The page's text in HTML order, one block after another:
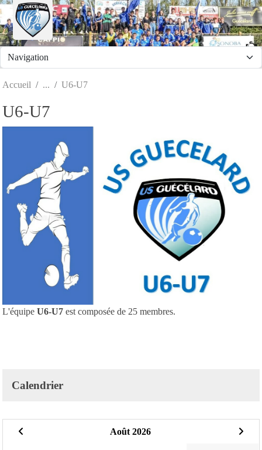
Accueil U6-U7
U6-U7
L'équipe U6-U7 est composée de 25 membres.
Calendrier
Août 2026
Panneau de gestion des cookies